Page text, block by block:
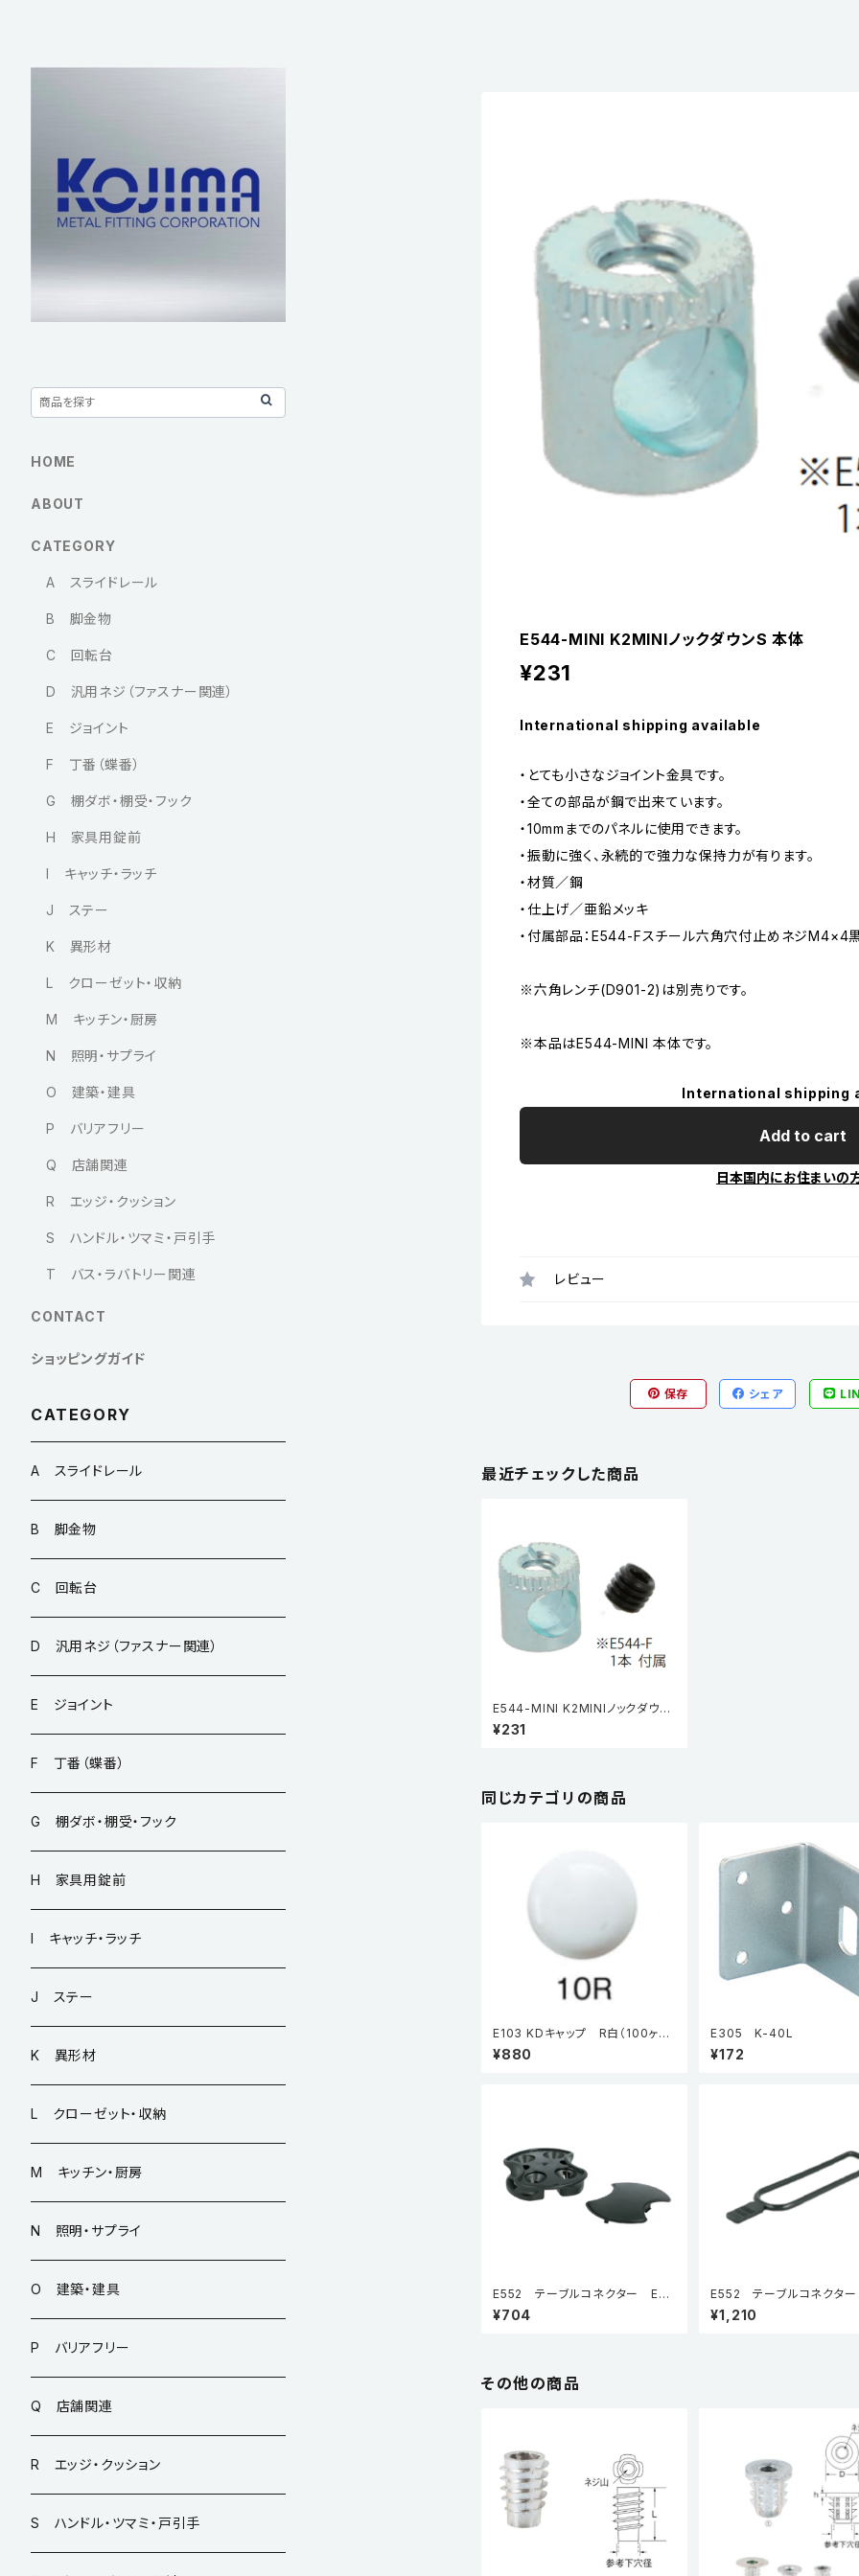
E544-MINI K2MINIノックダウンS 本体
¥231
International shipping available
・とても小さなジョイント金具です。
・全ての部品が鋼で出来ています。
・10mmまでのパネルに使用できます。
・振動に強く、永続的で強力な保持力が有ります。
・材質／鋼
・仕上げ／亜鉛メッキ
・付属部品：E544-Fスチール六角穴付止めネジM4×4
※六角レンチ(D901-2)は別売りです。
※本品はE544-MINI 本体です。
International shipping
Add to cart
日本国内にお住まいの
レビュー
保存 シェア
最近チェックした商品
E544-MINI K2MINIノックダウン
S 本体
¥231
同じカテゴリの商品
E103 KDキャップ R白（100ヶ
入）
¥880
E305 K-40L
¥172
E552 テーブルコネクター E55
2-CH コネクターフック
¥704
E552 テーブルコネクタ
2-RB-L176 ラバーバンド
¥1,210
その他の商品
HOME
ABOUT
CATEGORY
A スライドレール
B 脚金物
C 回転台
D 汎用ネジ（ファスナー関連）
E ジョイント
F 丁番（蝶番）
G 棚ダボ・棚受・フック
H 家具用錠前
I キャッチ・ラッチ
J ステー
K 異形材
L クローゼット・収納
M キッチン・厨房
N 照明・サプライ
O 建築・建具
P バリアフリー
Q 店舗関連
R エッジ・クッション
S ハンドル・ツマミ・戸引手
T バス・ラバトリー関連
CONTACT
ショッピングガイド
CATEGORY
A スライドレール
B 脚金物
C 回転台
D 汎用ネジ（ファスナー関連）
E ジョイント
F 丁番（蝶番）
G 棚ダボ・棚受・フック
H 家具用錠前
I キャッチ・ラッチ
J ステー
K 異形材
L クローゼット・収納
M キッチン・厨房
N 照明・サプライ
O 建築・建具
P バリアフリー
Q 店舗関連
R エッジ・クッション
S ハンドル・ツマミ・戸引手